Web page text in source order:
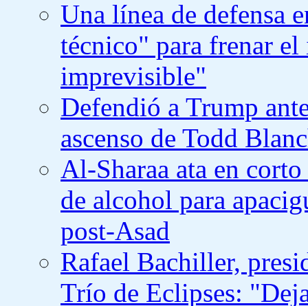
Una línea de defensa
técnico" para frenar
imprevisible"
Defendió a Trump
ascenso de Todd
Al-Sharaa ata en
de alcohol para
post-Asad
Rafael Bachiller,
Trío de Eclipses: